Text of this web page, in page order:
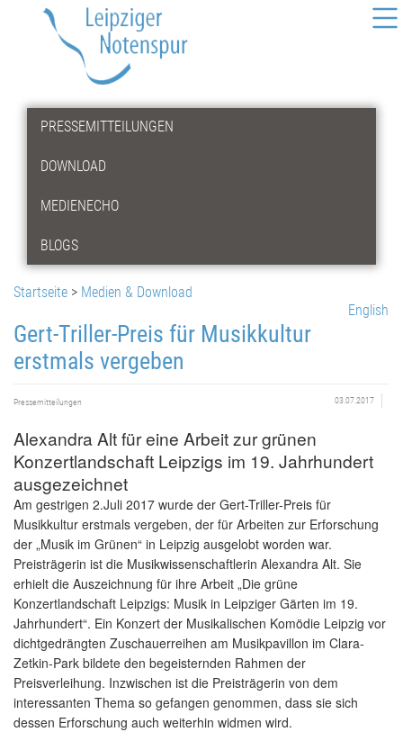
PRESSEMITTEILUNGEN
DOWNLOAD
MEDIENECHO
BLOGS
Startseite > Medien & Download
English
Gert-Triller-Preis für Musikkultur
erstmals vergeben
03.07.2017
Pressemitteilungen
Alexandra Alt für eine Arbeit zur grünen
Konzertlandschaft Leipzigs im 19. Jahrhundert
ausgezeichnet
Am gestrigen 2.Juli 2017 wurde der Gert-Triller-Preis für
Musikkultur erstmals vergeben, der für Arbeiten zur Erforschung
der „Musik im Grünen“ in Leipzig ausgelobt worden war.
Preisträgerin ist die Musikwissenschaftlerin Alexandra Alt. Sie
erhielt die Auszeichnung für ihre Arbeit „Die grüne
Konzertlandschaft Leipzigs: Musik in Leipziger Gärten im 19.
Jahrhundert“. Ein Konzert der Musikalischen Komödie Leipzig vor
dichtgedrängten Zuschauerreihen am Musikpavillon im Clara-
Zetkin-Park bildete den begeisternden Rahmen der
Preisverleihung. Inzwischen ist die Preisträgerin von dem
interessanten Thema so gefangen genommen, dass sie sich
dessen Erforschung auch weiterhin widmen wird.